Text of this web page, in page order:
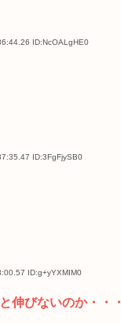
ID:NcOALgHE0
ID:3FgFjySB0
ID:g+yYXMIM0
伸びないのか・・・